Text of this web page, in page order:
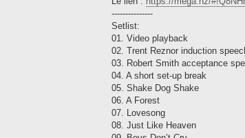
---------------
Setlist:
01. Video playback
02. Trent Reznor induction
03. Robert Smith acceptance
04. A short set-up break
05. Shake Dog Shake
06. A Forest
07. Lovesong
08. Just Like Heaven